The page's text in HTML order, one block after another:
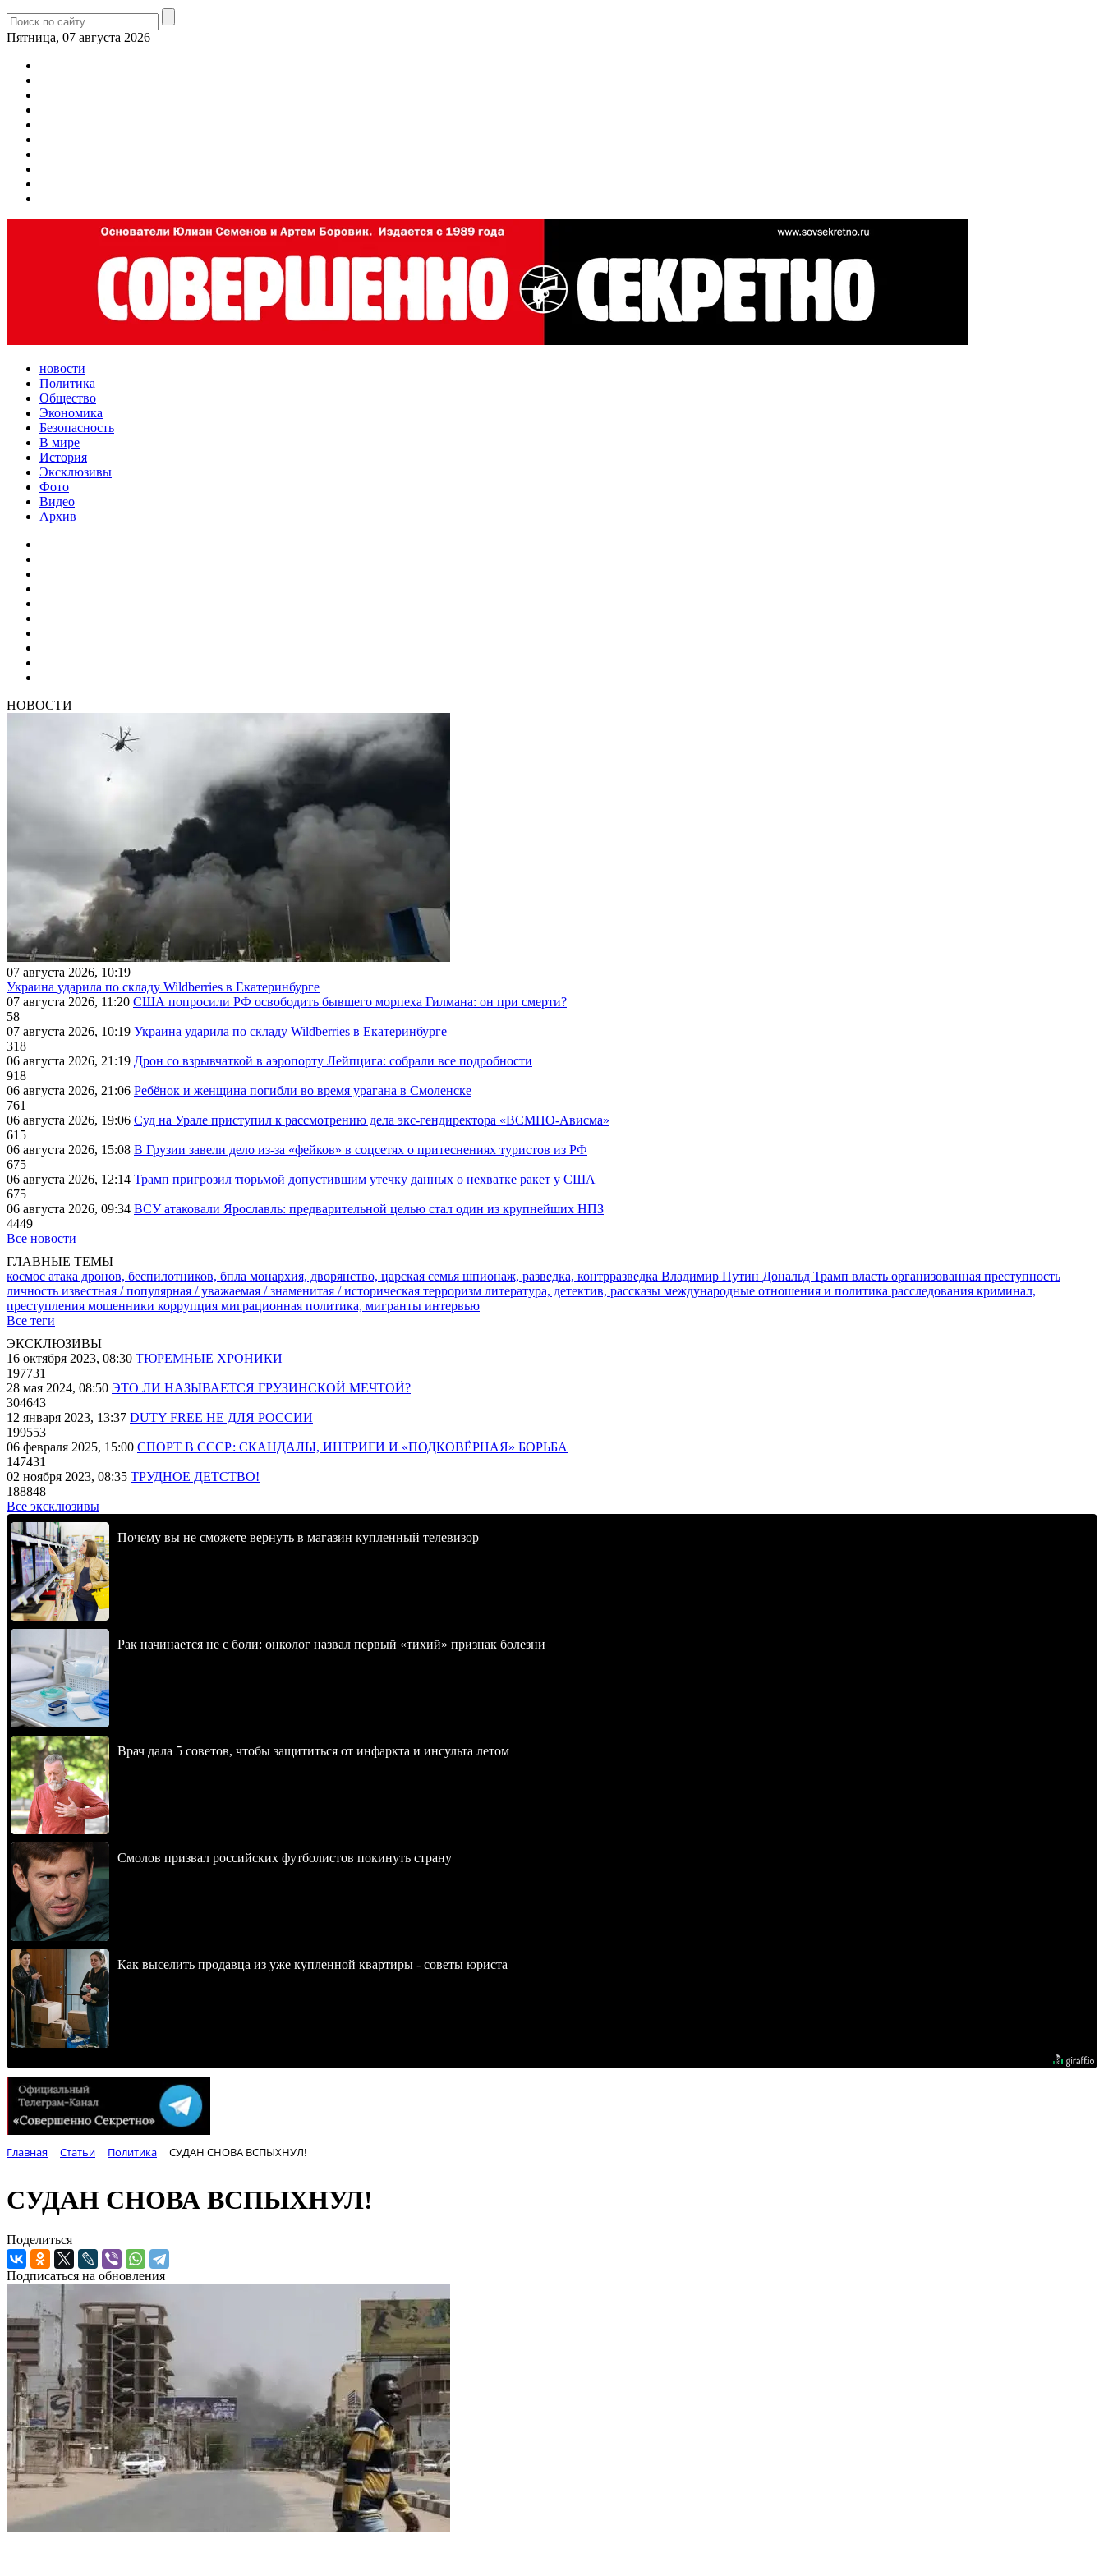
Пятница, 07 августа 2026
новости
Политика
Общество
Экономика
Безопасность
В мире
История
Эксклюзивы
Фото
Видео
Архив
НОВОСТИ
07 августа 2026, 10:19
Украина ударила по складу Wildberries в Екатеринбурге
07 августа 2026, 11:20 США попросили РФ освободить бывшего морпеха Гилмана: он при смерти?
58
07 августа 2026, 10:19 Украина ударила по складу Wildberries в Екатеринбурге
318
06 августа 2026, 21:19 Дрон со взрывчаткой в аэропорту Лейпцига: собрали все подробности
918
06 августа 2026, 21:06 Ребёнок и женщина погибли во время урагана в Смоленске
761
06 августа 2026, 19:06 Суд на Урале приступил к рассмотрению дела экс-гендиректора «ВСМПО-Ависма»
615
06 августа 2026, 15:08 В Грузии завели дело из-за «фейков» в соцсетях о притеснениях туристов из РФ
675
06 августа 2026, 12:14 Трамп пригрозил тюрьмой допустившим утечку данных о нехватке ракет у США
675
06 августа 2026, 09:34 ВСУ атаковали Ярославль: предварительной целью стал один из крупнейших НПЗ
4449
Все новости
ГЛАВНЫЕ ТЕМЫ
космос атака дронов, беспилотников, бпла монархия, дворянство, царская семья шпионаж, разведка, контрразведка Владимир Путин Дональд Трамп власть организованная преступность
личность известная / популярная / уважаемая / знаменитая / историческая терроризм литература, детектив, рассказы международные отношения и политика расследования криминал,
преступления мошенники коррупция миграционная политика, мигранты интервью
Все теги
ЭКСКЛЮЗИВЫ
16 октября 2023, 08:30 ТЮРЕМНЫЕ ХРОНИКИ
197731
28 мая 2024, 08:50 ЭТО ЛИ НАЗЫВАЕТСЯ ГРУЗИНСКОЙ МЕЧТОЙ?
304643
12 января 2023, 13:37 DUTY FREE НЕ ДЛЯ РОССИИ
199553
06 февраля 2025, 15:00 СПОРТ В СССР: СКАНДАЛЫ, ИНТРИГИ И «ПОДКОВЁРНАЯ» БОРЬБА
147431
02 ноября 2023, 08:35 ТРУДНОЕ ДЕТСТВО!
188848
Все эксклюзивы
Почему вы не сможете вернуть в магазин купленный телевизор
Рак начинается не с боли: онколог назвал первый «тихий» признак болезни
Врач дала 5 советов, чтобы защититься от инфаркта и инсульта летом
Смолов призвал российских футболистов покинуть страну
Как выселить продавца из уже купленной квартиры - советы юриста
Главная Статьи Политика СУДАН СНОВА ВСПЫХНУЛ!
СУДАН СНОВА ВСПЫХНУЛ!
Поделиться
Подписаться на обновления